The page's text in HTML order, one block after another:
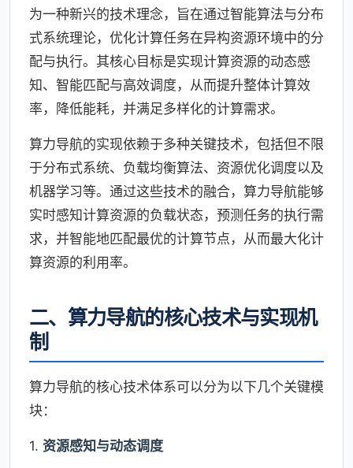
为一种新兴的技术理念，旨在通过智能算法与分布
式系统理论，优化计算任务在异构资源环境中的分
配与执行。其核心目标是实现计算资源的动态感
知、智能匹配与高效调度，从而提升整体计算效
率，降低能耗，并满足多样化的计算需求。
算力导航的实现依赖于多种关键技术，包括但不限
于分布式系统、负载均衡算法、资源优化调度以及
机器学习等。通过这些技术的融合，算力导航能够
实时感知计算资源的负载状态，预测任务的执行需
求，并智能地匹配最优的计算节点，从而最大化计
算资源的利用率。
二、算力导航的核心技术与实现机
制
算力导航的核心技术体系可以分为以下几个关键模
块：
1. 资源感知与动态调度